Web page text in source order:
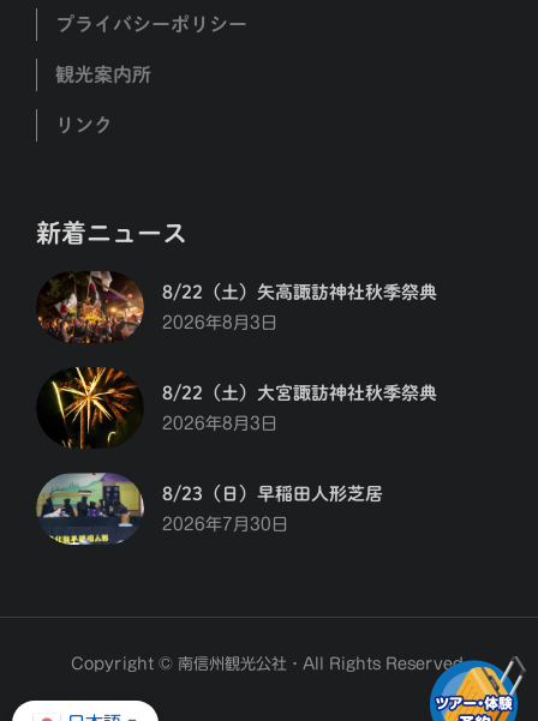
プライバシーポリシー
観光案内所
リンク
新着ニュース
8/22（土）矢高諏訪神社秋季祭典
2026年8月3日
8/22（土）大宮諏訪神社秋季祭典
2026年8月3日
8/23（日）早稲田人形芝居
2026年7月30日
Copyright © 南信州観光公社・All Rights Reserved.